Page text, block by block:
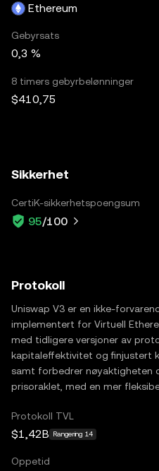
Ethereum
Gebyrsats
0,3 %
8 timers gebyrbelønninger
$410,75
Sikkerhet
CertiK-sikkerhetspoengsum
95/100
Protokoll
Uniswap V3 er en ikke-
implementert for Virtuell
med tidligere versjoner av
kapitaleffektivitet og finjustert
samt forbedrer nøyaktigheten
prisoraklet, med en mer
Protokoll TVL
$1,42B Rangering 14
Oppetid